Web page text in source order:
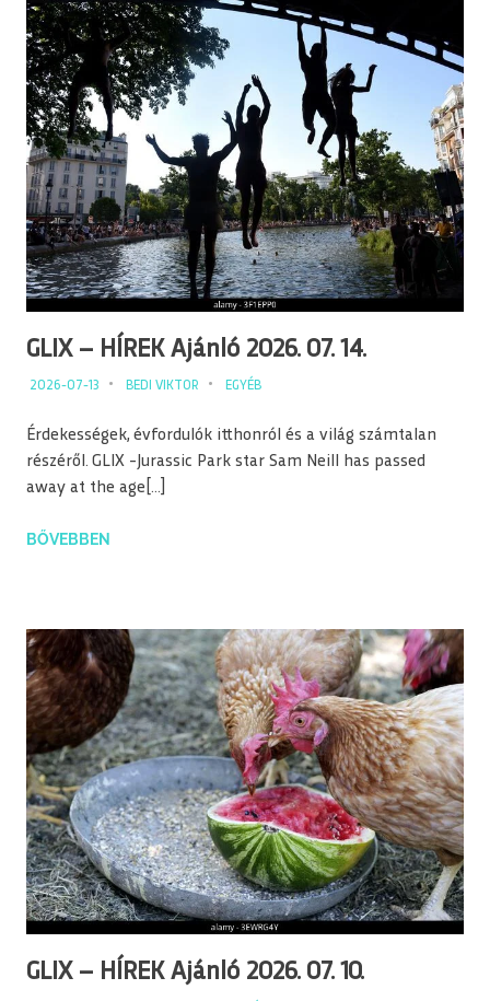
GLIX – HÍREK Ajánló 2026. 07. 14.
2026-07-13 BEDI VIKTOR EGYÉB
Érdekességek, évfordulók itthonról és a világ számtalan
részéről. GLIX -Jurassic Park star Sam Neill has passed
away at the age[…]
BŐVEBBEN
GLIX – HÍREK Ajánló 2026. 07. 10.